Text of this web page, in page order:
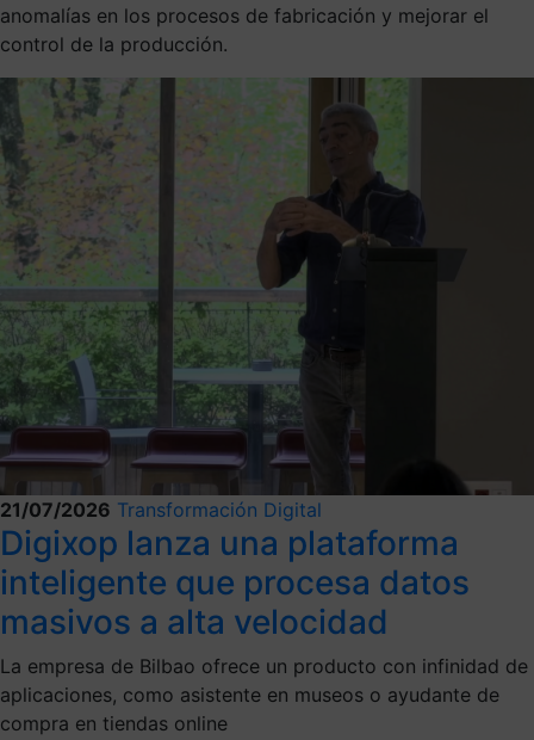
anomalías en los procesos de fabricación y mejorar el
control de la producción.
21/07/2026 Transformación Digital
Digixop lanza una plataforma
inteligente que procesa datos
masivos a alta velocidad
La empresa de Bilbao ofrece un producto con infinidad de
aplicaciones, como asistente en museos o ayudante de
compra en tiendas online